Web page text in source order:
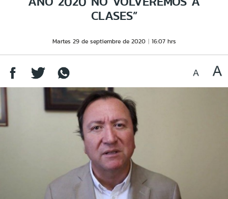
CLASES”
Martes 29 de septiembre de 2020 16:07 hrs